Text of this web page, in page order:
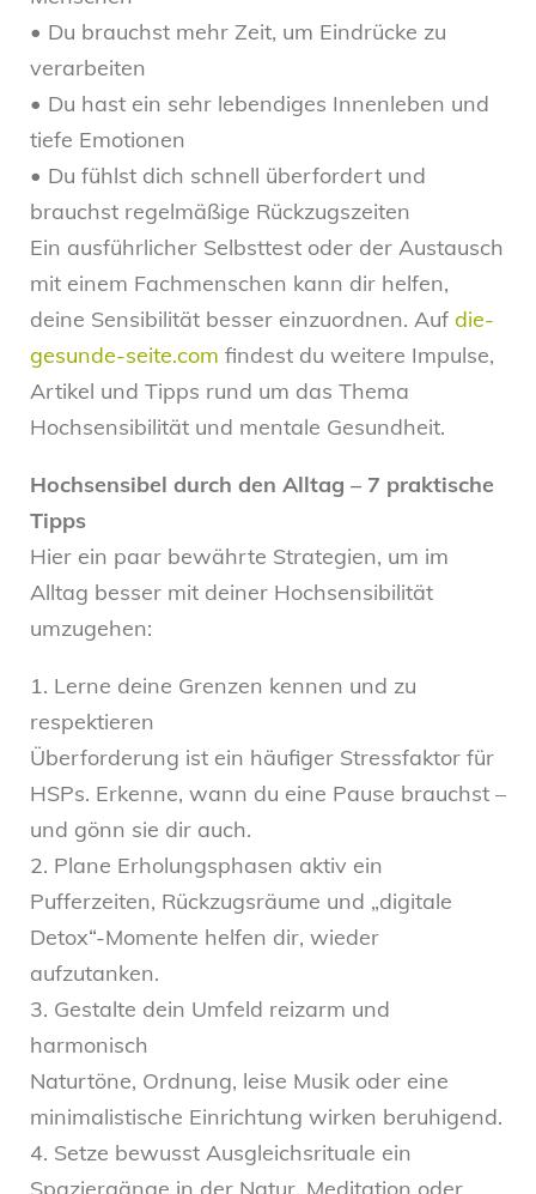
• Du brauchst mehr Zeit, um Eindrücke zu
verarbeiten
• Du hast ein sehr lebendiges Innenleben und
tiefe Emotionen
• Du fühlst dich schnell überfordert und
brauchst regelmäßige Rückzugszeiten
Ein ausführlicher Selbsttest oder der Austausch
mit einem Fachmenschen kann dir helfen,
deine Sensibilität besser einzuordnen. Auf die-
gesunde-seite.com findest du weitere Impulse,
Artikel und Tipps rund um das Thema
Hochsensibilität und mentale Gesundheit.
Hochsensibel durch den Alltag – 7 praktische
Tipps
Hier ein paar bewährte Strategien, um im
Alltag besser mit deiner Hochsensibilität
umzugehen:
1. Lerne deine Grenzen kennen und zu
respektieren
Überforderung ist ein häufiger Stressfaktor für
HSPs. Erkenne, wann du eine Pause brauchst –
und gönn sie dir auch.
2. Plane Erholungsphasen aktiv ein
Pufferzeiten, Rückzugsräume und „digitale
Detox“-Momente helfen dir, wieder
aufzutanken.
3. Gestalte dein Umfeld reizarm und
harmonisch
Naturtöne, Ordnung, leise Musik oder eine
minimalistische Einrichtung wirken beruhigend.
4. Setze bewusst Ausgleichsrituale ein